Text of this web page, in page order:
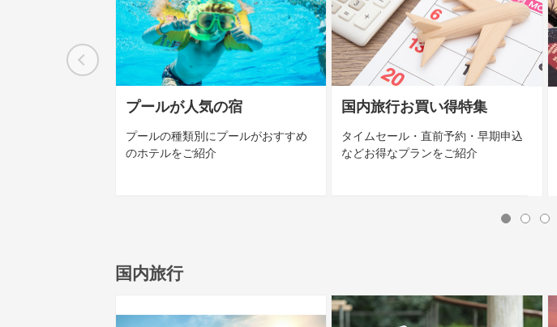
プールが人気の宿
プールの種類別にプールがおすすめ
のホテルをご紹介
国内旅行お買い得特集
タイムセール・直前予約・早期申込
などお得なプランをご紹介
国内旅行